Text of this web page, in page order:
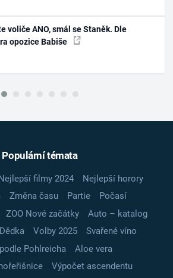
voliče ANO, smál se Staněk. Dle
opozice Babiše
Populární témata
filmy 2024
Nejlepší horory
Změna času Partie
Počasí
ZOO Nové začátky
Auto – katalog
Volby 2025
Svařené víno
Pohlreicha
Aloe vera
Výpočet ascendentu